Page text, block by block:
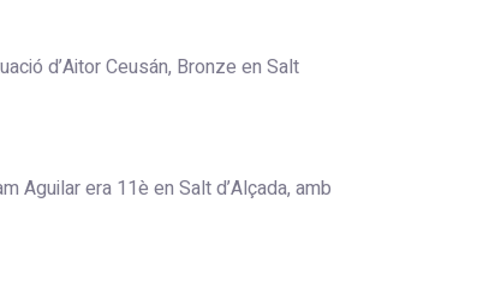
d’Aitor Ceusán, Bronze en Salt
Aguilar era 11è en Salt d’Alçada, amb